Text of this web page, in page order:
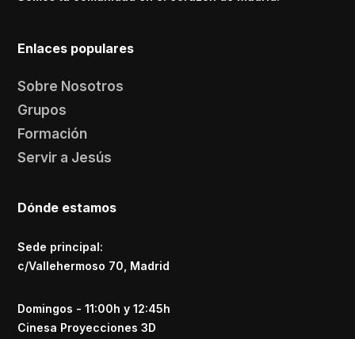
Enlaces populares
Sobre Nosotros
Grupos
Formación
Servir a Jesús
Dónde estamos
Sede principal:
c/Vallehermoso 70, Madrid
Domingos - 11:00h y 12:45h
Cinesa Proyecciones 3D